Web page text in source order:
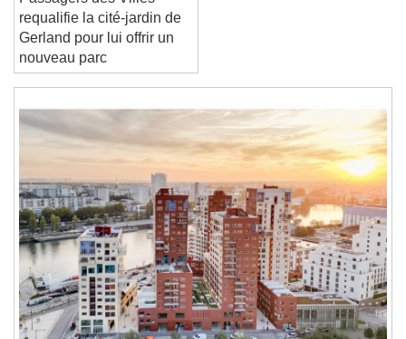
Reset
Done
Close Modal Dialog
End of dialog window.
Passagers des Villes
requalifie la cité-jardin de
Gerland pour lui offrir un
nouveau parc